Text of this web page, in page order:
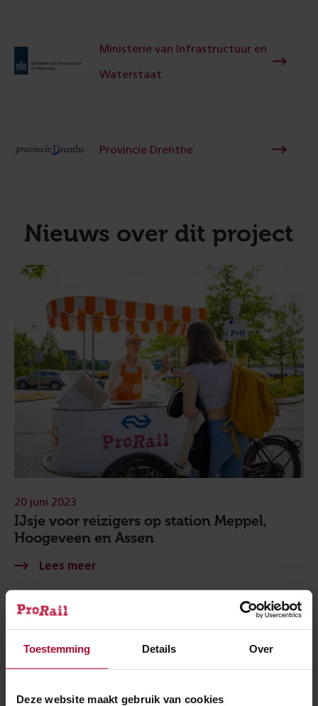
Toestemming Details Over
Deze website maakt gebruik van cookies
Ministerie van Infrastructuur en
Waterstaat
Provincie Drenthe
Nieuws over dit project
IJsje voor reizigers op station Meppel,
Hoogeveen en Assen
20 juni 2023